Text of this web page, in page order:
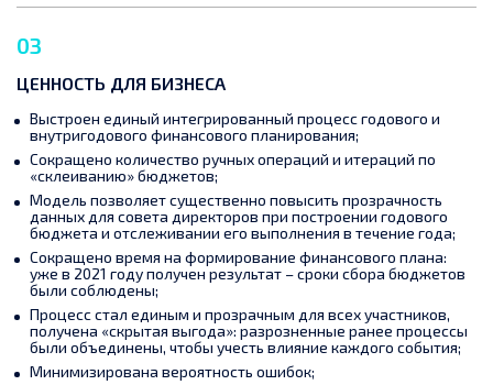
03
ЦЕННОСТЬ ДЛЯ БИЗНЕСА
Выстроен единый интегрированный процесс годового и
внутригодового финансового планирования;
Сокращено количество ручных операций и итераций по
«склеиванию» бюджетов;
Модель позволяет существенно повысить прозрачность
данных для совета директоров при построении годового
бюджета и отслеживании его выполнения в течение года;
Сокращено время на формирование финансового плана:
уже в 2021 году получен результат – сроки сбора бюджетов
были соблюдены;
Процесс стал единым и прозрачным для всех участников,
получена «скрытая выгода»: разрозненные ранее процессы
были объединены, чтобы учесть влияние каждого события;
Минимизирована вероятность ошибок;